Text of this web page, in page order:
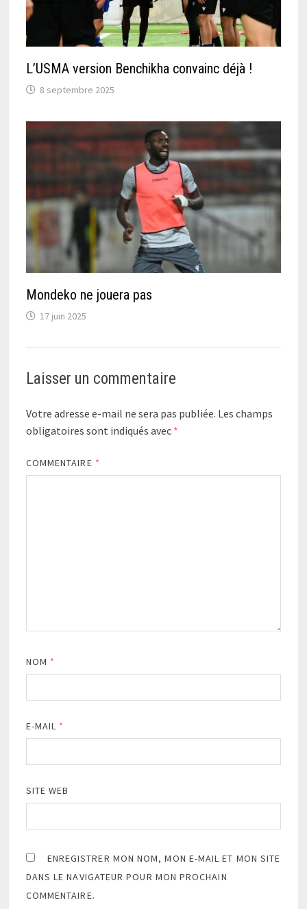
L’USMA version Benchikha convainc déjà !
8 septembre 2025
Mondeko ne jouera pas
17 juin 2025
Laisser un commentaire
Votre adresse e-mail ne sera pas publiée. Les champs
obligatoires sont indiqués avec *
COMMENTAIRE *
NOM *
E-MAIL *
SITE WEB
ENREGISTRER MON NOM, MON E-MAIL ET MON SITE
DANS LE NAVIGATEUR POUR MON PROCHAIN
COMMENTAIRE.